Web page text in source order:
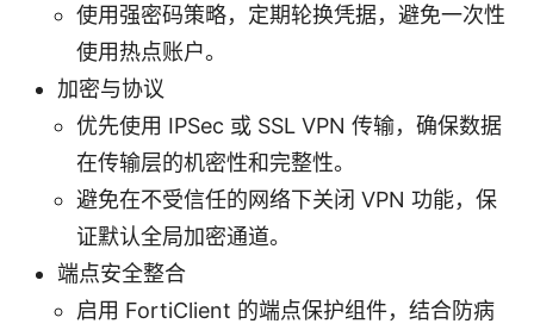
使用强密码策略，定期轮换凭据，避免一次性
使用热点账户。
加密与协议
优先使用 IPSec 或 SSL VPN 传输，确保数据
在传输层的机密性和完整性。
避免在不受信任的网络下关闭 VPN 功能，保
证默认全局加密通道。
端点安全整合
启用 FortiClient 的端点保护组件，结合防病